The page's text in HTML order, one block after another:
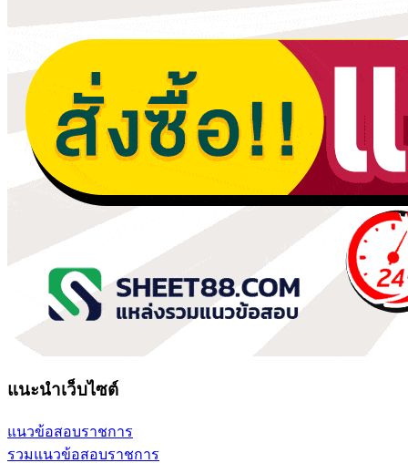
แนะนำเว็บไซต์
แนวข้อสอบราชการ
รวมแนวข้อสอบราชการ